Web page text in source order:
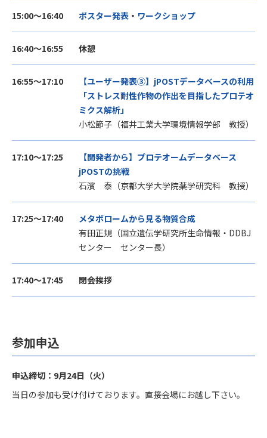
15:00～16:40 ポスター発表 ・ ワークショップ
16:40～16:55 休憩
16:55～17:10
【ユーザー発表③】jPOSTデータベースの利用
「ストレス耐性作物の作出を目指したプロテオ
ミクス解析」
小松節子（福井工業大学環境情報学部 教授）
17:10～17:25
【開発者から】プロテオームデータベース
jPOSTの挑戦
石濱 泰（京都大学大学院薬学研究科 教授）
17:25～17:40
メタボロームから見る物質合成
有田正規（国立遺伝学研究所生命情報・DDBJ
センター センター長）
17:40～17:45 閉会挨拶
参加申込
申込締切：9月24日（火）
当日の参加も受け付けております。 直接会場にお越し下さい。